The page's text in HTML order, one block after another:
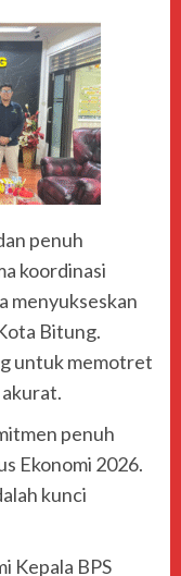
penuh
koordinasi
menyukseskan
Bitung.
untuk memotret
penuh
Ekonomi 2026.
kunci
Kepala BPS